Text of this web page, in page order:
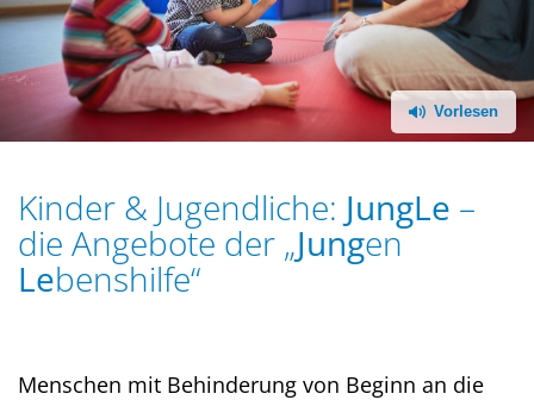
Kinder & Jugendliche: JungLe –
die Angebote der „Jungen
Lebenshilfe“
Menschen mit Behinderung von Beginn an die